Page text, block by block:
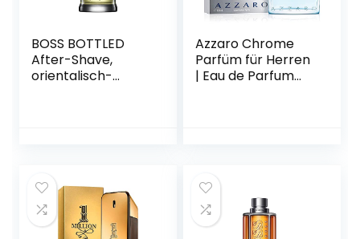
BOSS BOTTLED
After-Shave,
orientalisch-
Azzaro Chrome
Parfüm für Herren
| Eau de Parfum